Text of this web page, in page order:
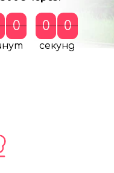
0
0 0
0 0
0
секунд